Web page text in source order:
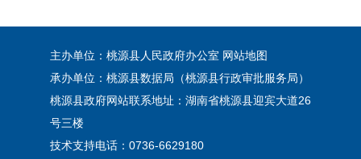
主办单位：桃源县人民政府办公室 网站地图
承办单位：桃源县数据局（桃源县行政审批服务局）
桃源县政府网站联系地址：湖南省桃源县迎宾大道26
号三楼
技术支持电话：0736-6629180